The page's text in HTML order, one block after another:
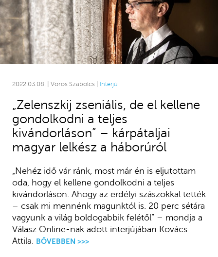
2022.03.08. | Vörös Szabolcs | Interjú
„Zelenszkij zseniális, de el kellene
gondolkodni a teljes
kivándorláson” – kárpátaljai
magyar lelkész a háborúról
„Nehéz idő vár ránk, most már én is eljutottam
oda, hogy el kellene gondolkodni a teljes
kivándorláson. Ahogy az erdélyi szászokkal tették
– csak mi mennénk magunktól is. 20 perc sétára
vagyunk a világ boldogabbik felétől” – mondja a
Válasz Online-nak adott interjújában Kovács
Attila.
BŐVEBBEN >>>